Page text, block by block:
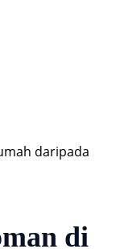
daripada
di